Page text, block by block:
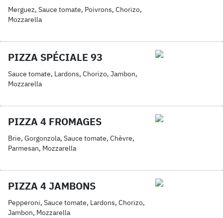
Merguez, Sauce tomate, Poivrons, Chorizo,
Mozzarella
PIZZA SPÉCIALE 93
Sauce tomate, Lardons, Chorizo, Jambon,
Mozzarella
PIZZA 4 FROMAGES
Brie, Gorgonzola, Sauce tomate, Chèvre,
Parmesan, Mozzarella
PIZZA 4 JAMBONS
Pepperoni, Sauce tomate, Lardons, Chorizo,
Jambon, Mozzarella